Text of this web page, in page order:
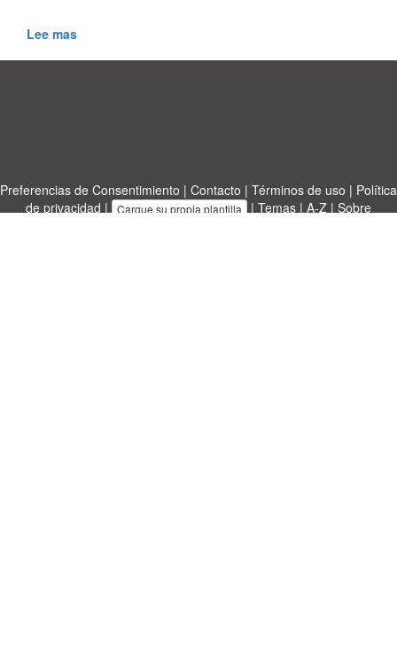
Lee mas
Preferencias de Consentimiento | Contacto | Términos de uso | Política
de privacidad | Cargue su propia plantilla | Temas | A-Z | Sobre